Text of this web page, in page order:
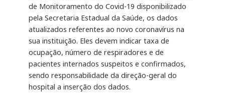
de Monitoramento do Covid-19 disponibilizado
pela Secretaria Estadual da Saúde, os dados
atualizados referentes ao novo coronavírus na
sua instituição. Eles devem indicar taxa de
ocupação, número de respiradores e de
pacientes internados suspeitos e confirmados,
sendo responsabilidade da direção-geral do
hospital a inserção dos dados.